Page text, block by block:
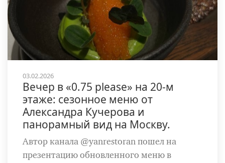
03.02.2026
Вечер в «0.75 please» на 20-м
этаже: сезонное меню от
Александра Кучерова и
панорамный вид на Москву.
Автор канала @yanrestoran пошел на
презентацию обновленного меню в